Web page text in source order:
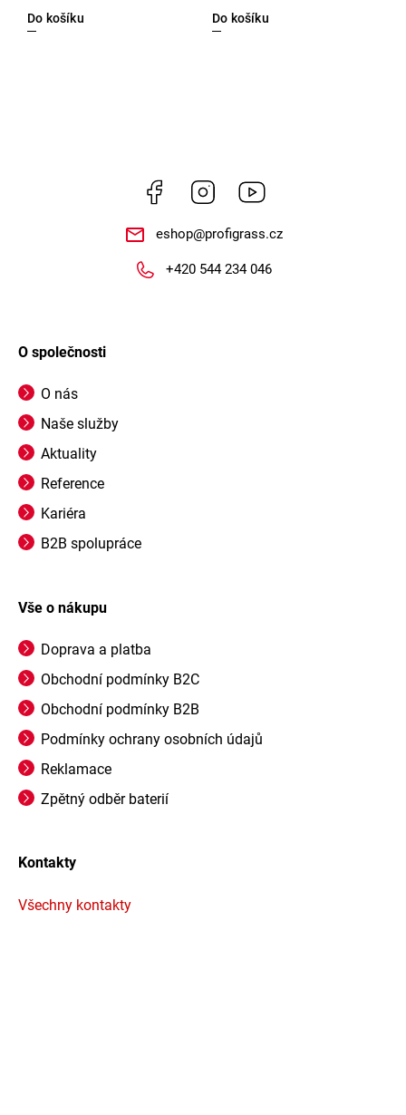
Do košíku Do košíku
Facebook Instagram
eshop@profigrass.cz
+420 544 234 046
O společnosti
O nás
Naše služby
Aktuality
Reference
Kariéra
B2B spolupráce
Vše o nákupu
Doprava a platba
Obchodní podmínky B2C
Obchodní podmínky B2B
Podmínky ochrany osobních údajů
Reklamace
Zpětný odběr baterií
Kontakty
Všechny kontakty